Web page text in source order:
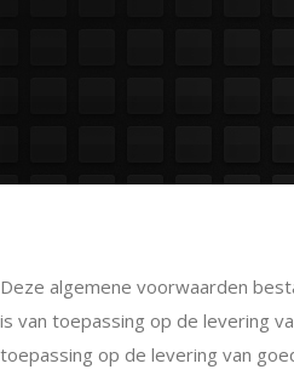
Deze algemene voorwaarden
is van toepassing op de levering
toepassing op de levering van